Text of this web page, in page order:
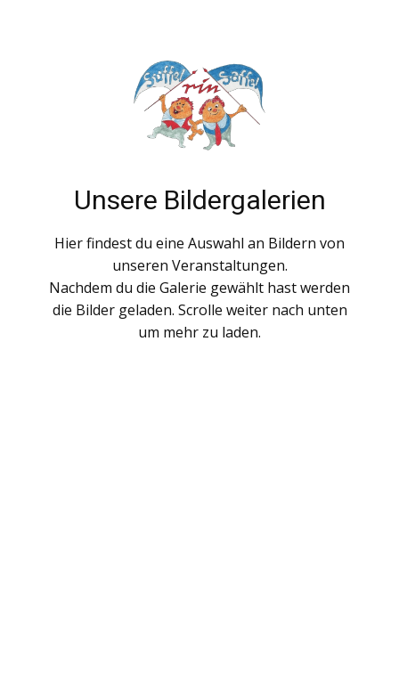
Unsere Bildergalerien
Hier findest du eine Auswahl an Bildern von
unseren Veranstaltungen.
Nachdem du die Galerie gewählt hast werden
die Bilder geladen. Scrolle weiter nach unten
um mehr zu laden.